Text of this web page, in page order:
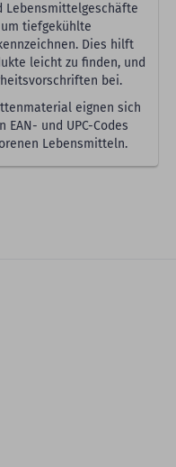
Lebensmittelgeschäfte
tiefgekühlte
Dies hilft
leicht zu finden, und
bei.
eignen sich
und UPC-Codes
Lebensmitteln.